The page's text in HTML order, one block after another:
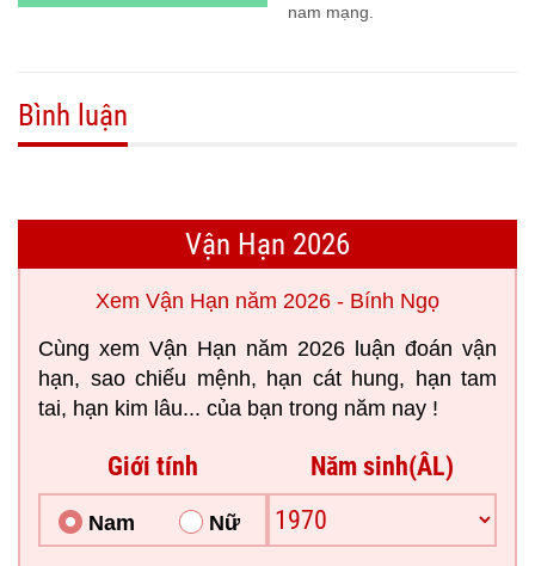
nam mạng.
Bình luận
Vận Hạn 2026
Xem Vận Hạn năm 2026 - Bính Ngọ
Cùng xem Vận Hạn năm 2026 luận đoán vận
hạn, sao chiếu mệnh, hạn cát hung, hạn tam
tai, hạn kim lâu... của bạn trong năm nay !
Giới tính
Nam Nữ
Năm sinh(ÂL)